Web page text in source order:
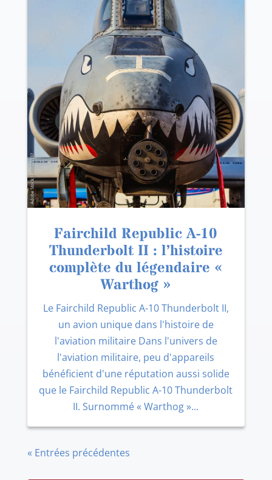
Fairchild Republic A-10
Thunderbolt II : l’histoire
complète du légendaire «
Warthog »
Le Fairchild Republic A-10 Thunderbolt II,
un avion unique dans l'histoire de
l'aviation militaire Dans l'univers de
l'aviation militaire, peu d'appareils
bénéficient d'une réputation aussi solide
que le Fairchild Republic A-10 Thunderbolt
II. Surnommé « Warthog »...
« Entrées précédentes